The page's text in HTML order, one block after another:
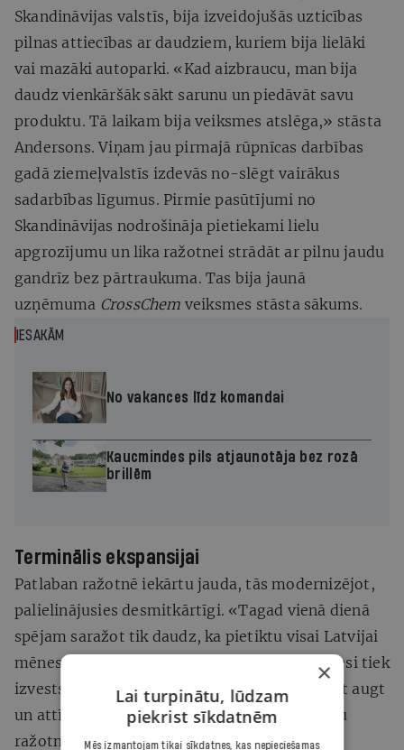
Skandināvijas valstīs, bija izveidojušās uzticības
pilnas attiecības ar daudziem, kuriem bija lielāki
vai mazāki autoparki. «Kad aizbraucu, man bija
daudz vienkāršāk sākt sarunu un piedāvāt savu
produktu. Tā laikam bija veiksmes atslēga,» stāsta
Andersons. Viņam jau pirmajā rūpnīcas darbības
gadā ziemeļvalstīs izdevās no-slēgt vairākus
sadarbības līgumus. Pirmie pasūtījumi no
Skandināvijas nodrošināja pietiekami lielu
apgrozījumu un lika ražotnei strādāt ar pilnu jaudu
gandrīz bez pārtraukuma. Tas bija jaunā
uzņēmuma CrossChem veiksmes stāsta sākums.
IESAKĀM
No vakances līdz komandai
Kaucmindes pils atjaunotāja bez rozā
brillēm
Terminālis ekspansijai
Patlaban ražotnē iekārtu jauda, tās modernizējot,
palielinājusies desmitkārtīgi. «Tagad vienā dienā
spējam saražot tik daudz, ka pietiktu visai Latvijai
mēnesim,» saka Andersons. No Rīgas ik mēnesi tiek
izvests 80-100 šādu kravu. Lai varētu turpināt augt
un attīstīties, šogad uzņēmums sāk celt jaunu
ražotni netālu no tagadējās.
×
Lai turpinātu, lūdzam
piekrist sīkdatnēm
Mēs izmantojam tikai sīkdatnes, kas nepieciešamas